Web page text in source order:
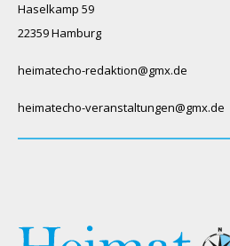
Haselkamp 59
22359 Hamburg
heimatecho-redaktion@gmx.de
heimatecho-veranstaltungen@gmx.de